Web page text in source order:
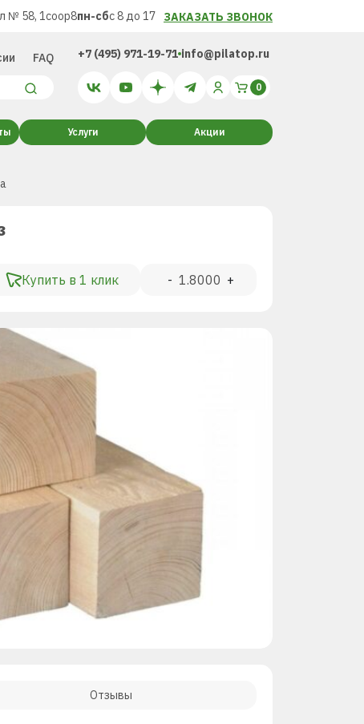
№ 58, 1соор8пн-сбс 8 до 17 ЗАКАЗАТЬ ЗВОНОК
FAQ +7 (495) 971-19-71 info@pilatop.ru
Услуги Акции
Купить в 1 клик - +
Отзывы